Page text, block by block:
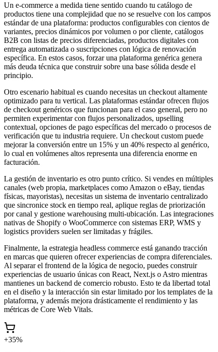
Un e-commerce a medida tiene sentido cuando tu catálogo de
productos tiene una complejidad que no se resuelve con los campos
estándar de una plataforma: productos configurables con cientos de
variantes, precios dinámicos por volumen o por cliente, catálogos
B2B con listas de precios diferenciadas, productos digitales con
entrega automatizada o suscripciones con lógica de renovación
específica. En estos casos, forzar una plataforma genérica genera
más deuda técnica que construir sobre una base sólida desde el
principio.
Otro escenario habitual es cuando necesitas un checkout altamente
optimizado para tu vertical. Las plataformas estándar ofrecen flujos
de checkout genéricos que funcionan para el caso general, pero no
permiten experimentar con flujos personalizados, upselling
contextual, opciones de pago específicas del mercado o procesos de
verificación que tu industria requiere. Un checkout custom puede
mejorar la conversión entre un 15% y un 40% respecto al genérico,
lo cual en volúmenes altos representa una diferencia enorme en
facturación.
La gestión de inventario es otro punto crítico. Si vendes en múltiples
canales (web propia, marketplaces como Amazon o eBay, tiendas
físicas, mayoristas), necesitas un sistema de inventario centralizado
que sincronice stock en tiempo real, aplique reglas de priorización
por canal y gestione warehousing multi-ubicación. Las integraciones
nativas de Shopify o WooCommerce con sistemas ERP, WMS y
logistics providers suelen ser limitadas y frágiles.
Finalmente, la estrategia headless commerce está ganando tracción
en marcas que quieren ofrecer experiencias de compra diferenciales.
Al separar el frontend de la lógica de negocio, puedes construir
experiencias de usuario únicas con React, Next.js o Astro mientras
mantienes un backend de comercio robusto. Esto te da libertad total
en el diseño y la interacción sin estar limitado por los templates de la
plataforma, y además mejora drásticamente el rendimiento y las
métricas de Core Web Vitals.
+35%